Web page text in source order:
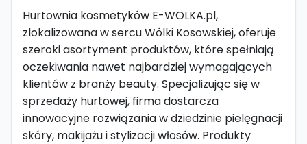
Hurtownia kosmetyków E-WOLKA.pl,
zlokalizowana w sercu Wólki Kosowskiej, oferuje
szeroki asortyment produktów, które spełniają
oczekiwania nawet najbardziej wymagających
klientów z branży beauty. Specjalizując się w
sprzedaży hurtowej, firma dostarcza
innowacyjne rozwiązania w dziedzinie pielęgnacji
skóry, makijażu i stylizacji włosów. Produkty